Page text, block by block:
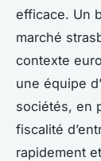
efficace. Un
marché
contexte
une équipe
sociétés, en
fiscalité
rapidement